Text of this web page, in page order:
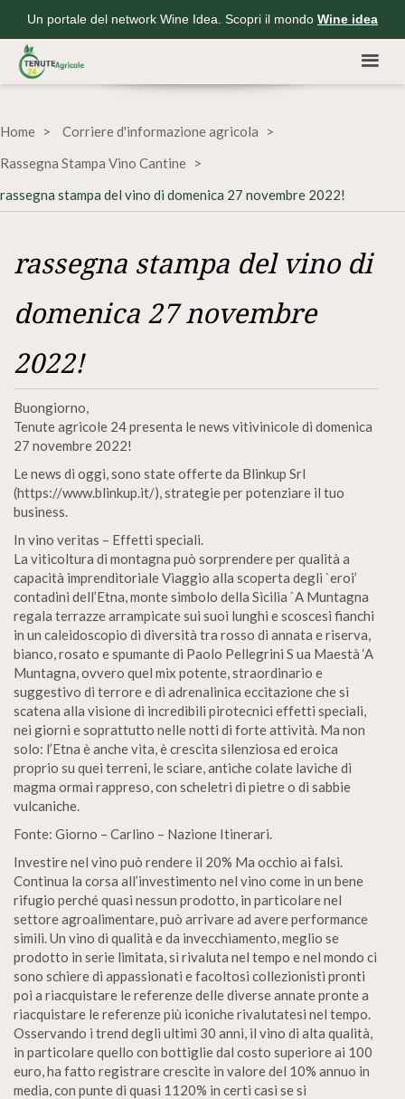
Un portale del network Wine Idea. Scopri il mondo Wine idea
Home
Corriere d'informazione agricola
Rassegna Stampa Vino Cantine
rassegna stampa del vino di domenica 27 novembre 2022!
rassegna stampa del vino di
domenica 27 novembre
2022!
Buongiorno,
Tenute agricole 24 presenta le news vitivinicole di domenica
27 novembre 2022!
Le news di oggi, sono state offerte da Blinkup Srl
(https://www.blinkup.it/), strategie per potenziare il tuo
business.
In vino veritas – Effetti speciali.
La viticoltura di montagna può sorprendere per qualità a
capacità imprenditoriale Viaggio alla scoperta degli `eroi’
contadini dell’Etna, monte simbolo della Sicilia `A Muntagna
regala terrazze arrampicate sui suoi lunghi e scoscesi fianchi
in un caleidoscopio di diversità tra rosso di annata e riserva,
bianco, rosato e spumante di Paolo Pellegrini S ua Maestà ‘A
Muntagna, ovvero quel mix potente, straordinario e
suggestivo di terrore e di adrenalinica eccitazione che si
scatena alla visione di incredibili pirotecnici effetti speciali,
nei giorni e soprattutto nelle notti di forte attività. Ma non
solo: l’Etna è anche vita, è crescita silenziosa ed eroica
proprio su quei terreni, le sciare, antiche colate laviche di
magma ormai rappreso, con scheletri di pietre o di sabbie
vulcaniche.
Fonte: Giorno – Carlino – Nazione Itinerari.
Investire nel vino può rendere il 20% Ma occhio ai falsi.
Continua la corsa all’investimento nel vino come in un bene
rifugio perché quasi nessun prodotto, in particolare nel
settore agroalimentare, può arrivare ad avere performance
simili. Un vino di qualità e da invecchiamento, meglio se
prodotto in serie limitata, si rivaluta nel tempo e nel mondo ci
sono schiere di appassionati e facoltosi collezionisti pronti
poi a riacquistare le referenze delle diverse annate pronte a
riacquistare le referenze più iconiche rivalutatesi nel tempo.
Osservando i trend degli ultimi 30 anni, il vino di alta qualità,
in particolare quello con bottiglie dal costo superiore ai 100
euro, ha fatto registrare crescite in valore del 10% annuo in
media, con punte di quasi 1120% in certi casi se si